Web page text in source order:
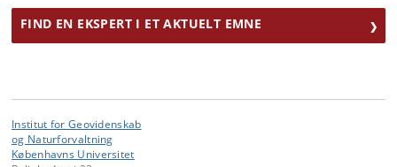
FIND EN EKSPERT I ET AKTUELT EMNE
Institut for Geovidenskab
og Naturforvaltning
Københavns Universitet